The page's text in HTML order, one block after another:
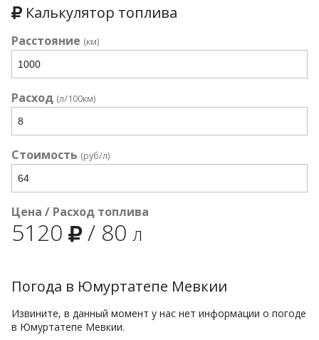
Калькулятор топлива
Расстояние (км)
Расход (л/100км)
Стоимость (руб/л)
Цена / Расход топлива
5120 / 80 л
Погода в Юмуртатепе Мевкии
Извините, в данный момент у нас нет информации о погоде
в Юмуртатепе Мевкии.